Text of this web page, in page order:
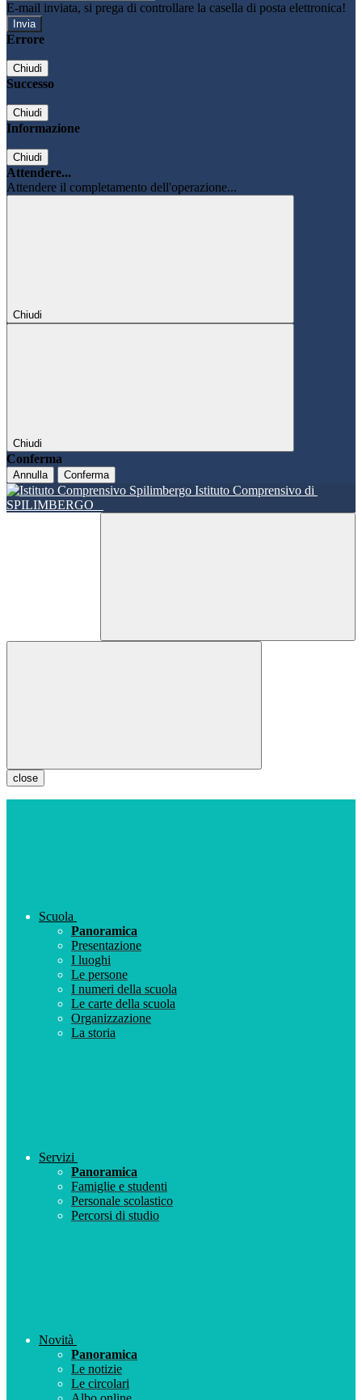
E-mail inviata, si prega di controllare la casella di posta elettronica!
Errore
Chiudi
Successo
Chiudi
Informazione
Chiudi
Attendere...
Attendere il completamento dell'operazione...
Chiudi
Chiudi
Conferma
Annulla Conferma
Istituto Comprensivo di
SPILIMBERGO
close
Scuola
Panoramica
Presentazione
I luoghi
Le persone
I numeri della scuola
Le carte della scuola
Organizzazione
La storia
Servizi
Panoramica
Famiglie e studenti
Personale scolastico
Percorsi di studio
Novità
Panoramica
Le notizie
Le circolari